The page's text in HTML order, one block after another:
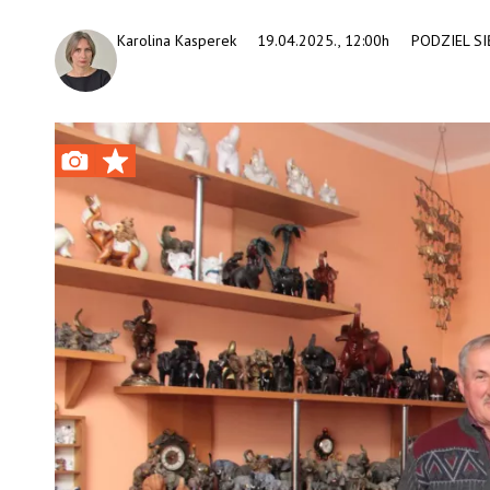
19.04.2025., 12:00h
Karolina Kasperek PODZIEL